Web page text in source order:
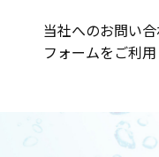
当社へのお問い
フォームをご利用